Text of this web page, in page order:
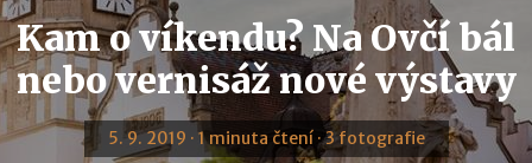
Kam o víkendu? Na Ovčí bál
nebo vernisáž nové výstavy
5. 9. 2019 · 1 minuta čtení · 3 fotografie